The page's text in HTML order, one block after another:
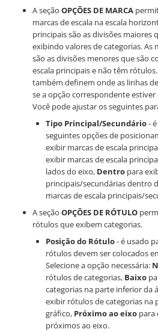
A seção OPÇÕES DE MARCA
marcas de escala na escala
principais são as divisões
exibindo valores de categorias. As
são as divisões menores que são
escala principais e não têm
também definem onde as linhas
se a opção correspondente
Você pode ajustar os seguintes
Tipo Principal/Secundário-
seguintes opções de
exibir marcas de escala
exibir marcas de escala
lados do eixo, Dentro para
principais/secundárias dentro
marcas de escala principais/
A seção OPÇÕES DE RÓTULO
rótulos que exibem categorias.
Posição do Rótulo- é usado
rótulos devem ser colocados
Selecione a opção necessária:
rótulos de categorias, Baixo
categorias na parte inferior da
exibir rótulos de categorias na
gráfico, Próximo ao eixo para
próximos ao eixo.